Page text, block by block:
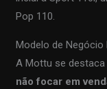
Pop 110.
Modelo de Negócio
A Mottu se
não focar em